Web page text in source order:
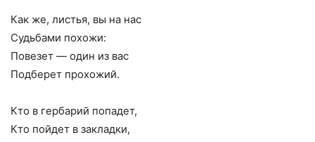
Как же, листья, вы на нас
Судьбами похожи:
Повезет — один из вас
Подберет прохожий.
Кто в гербарий попадет,
Кто пойдет в закладки,